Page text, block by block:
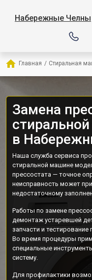
Набережные Челны
Главная / Стиральная
Замена
в
Наша служба сервиса
стиральной машине
прессостата — точное
неисправность может
недостаточному
Работы по замене
демонтаж устаревшей
запчасти и
Во время процедуры
специальные
систему.
Для профилактики